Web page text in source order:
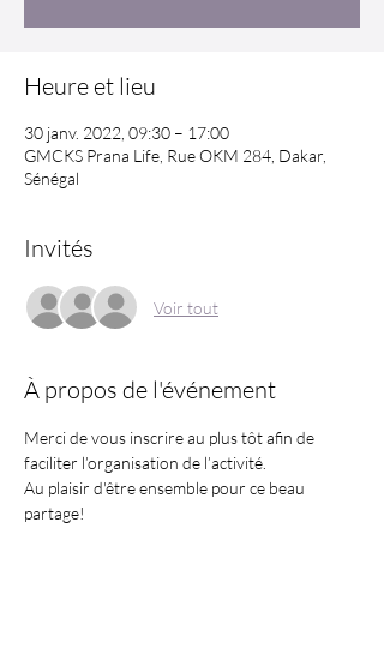
Heure et lieu
30 janv. 2022, 09:30 – 17:00
GMCKS Prana Life, Rue OKM 284, Dakar,
Sénégal
Invités
Voir tout
À propos de l'événement
Merci de vous inscrire au plus tôt afin de
faciliter l’organisation de l’activité.
Au plaisir d'être ensemble pour ce beau
partage!